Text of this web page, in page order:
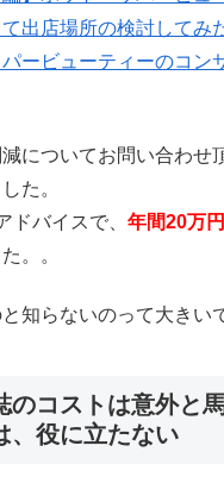
出店場所の検討してみ
ービューティーのコン
についてお問い合わせ
た。
ドバイスで、 年間20万
。。
知らないのって大きい
のコストは意外と
、役に立たない